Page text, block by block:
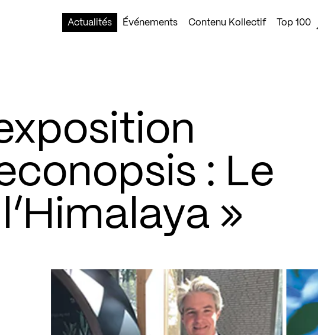
Actualités
Événements Contenu Kollectif Top 100
: Le
»